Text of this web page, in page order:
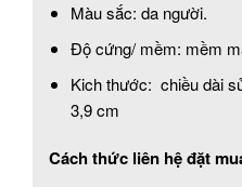
Màu sắc: da người.
Độ cứng/ mềm: mềm
Kich thước: chiều dài
3,9 cm
Cách thức liên hệ đặt